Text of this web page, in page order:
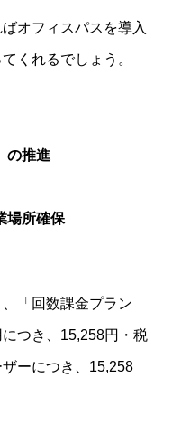
オフィスパスを導入
くれるでしょう。
の推進
場所確保
「回数課金プラン
につき、15,258円・税
ーにつき、15,258